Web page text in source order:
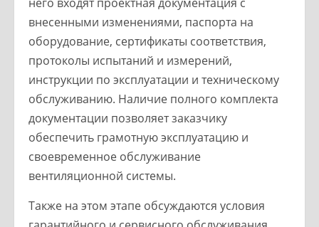
внесенными изменениями, паспорта на
оборудование, сертификаты соответствия,
протоколы испытаний и измерений,
инструкции по эксплуатации и техническому
обслуживанию. Наличие полного комплекта
документации позволяет заказчику
обеспечить грамотную эксплуатацию и
своевременное обслуживание
вентиляционной системы.
Также на этом этапе обсуждаются условия